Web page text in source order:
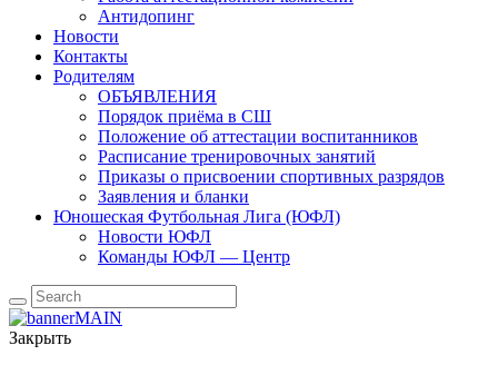
Антидопинг
Новости
Контакты
Родителям
ОБЪЯВЛЕНИЯ
Порядок приёма в СШ
Положение об аттестации воспитанников
Расписание тренировочных занятий
Приказы о присвоении спортивных разрядов
Заявления и бланки
Юношеская Футбольная Лига (ЮФЛ)
Новости ЮФЛ
Команды ЮФЛ — Центр
Закрыть